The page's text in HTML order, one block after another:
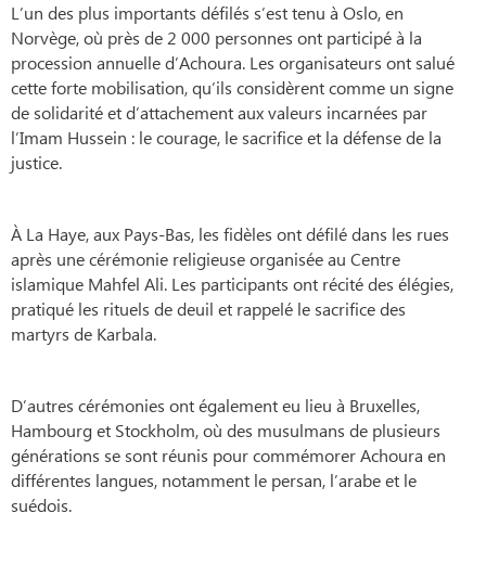
L’un des plus importants défilés s’est tenu à Oslo, en
Norvège, où près de 2 000 personnes ont participé à la
procession annuelle d’Achoura. Les organisateurs ont salué
cette forte mobilisation, qu’ils considèrent comme un signe
de solidarité et d’attachement aux valeurs incarnées par
l’Imam Hussein : le courage, le sacrifice et la défense de la
justice.
À La Haye, aux Pays-Bas, les fidèles ont défilé dans les rues
après une cérémonie religieuse organisée au Centre
islamique Mahfel Ali. Les participants ont récité des élégies,
pratiqué les rituels de deuil et rappelé le sacrifice des
martyrs de Karbala.
D’autres cérémonies ont également eu lieu à Bruxelles,
Hambourg et Stockholm, où des musulmans de plusieurs
générations se sont réunis pour commémorer Achoura en
différentes langues, notamment le persan, l’arabe et le
suédois.